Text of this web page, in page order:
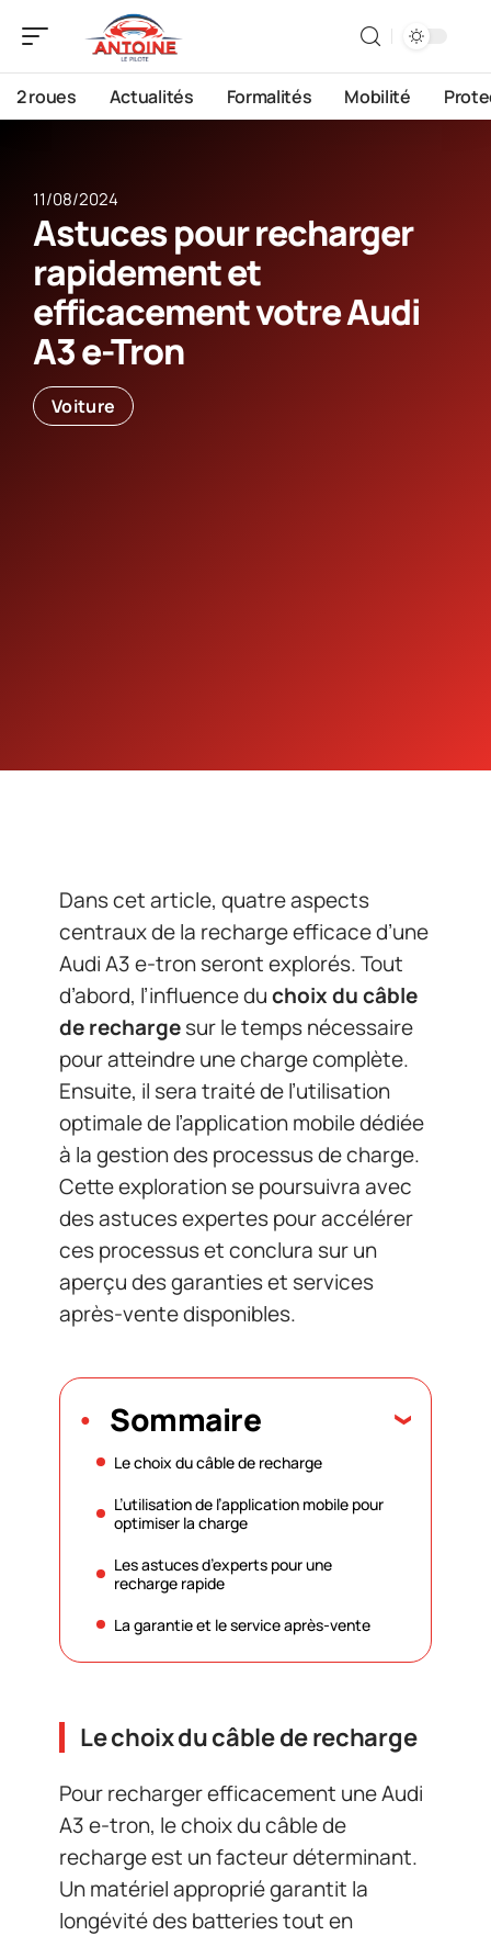
2 roues Actualités Formalités Mobilité
11/08/2024
Astuces pour recharger
rapidement et
efficacement votre Audi
A3 e-Tron
Voiture
Dans cet article, quatre aspects
centraux de la recharge efficace d’une
Audi A3 e-tron seront explorés. Tout
d’abord, l’influence duchoix du câble
de rechargesur le temps nécessaire
pour atteindre une charge complète.
Ensuite, il sera traité de l’utilisation
optimale de l’application mobile dédiée
à la gestion des processus de charge.
Cette exploration se poursuivra avec
des astuces expertes pour accélérer
ces processus et conclura sur un
aperçu des garanties et services
après-vente disponibles.
Sommaire
Le choix du câble de recharge
L’utilisation de l’application mobile pour
optimiser la charge
Les astuces d’experts pour une
recharge rapide
La garantie et le service après-vente
Le choix du câble de recharge
Pour recharger efficacement une Audi
A3 e-tron, le choix du câble de
recharge est un facteur déterminant.
Un matériel approprié garantit la
longévité des batteries tout en